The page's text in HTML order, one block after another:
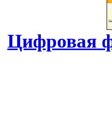
Цифровая